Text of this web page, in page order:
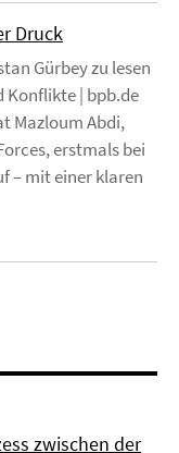
Druck
Gürbey zu lesen
Konflikte | bpb.de
Mazloum Abdi,
erstmals bei
– mit einer klaren
zwischen der